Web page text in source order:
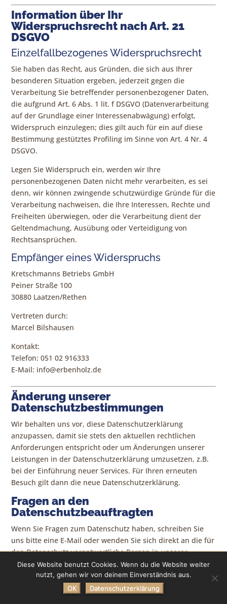
Information über Ihr
Widerspruchsrecht nach Art. 21
DSGVO
Einzelfallbezogenes Widerspruchsrecht
Sie haben das Recht, aus Gründen, die sich aus Ihrer
besonderen Situation ergeben, jederzeit gegen die
Verarbeitung Sie betreffender personenbezogener Daten,
die aufgrund Art. 6 Abs. 1 lit. f DSGVO (Datenverarbeitung
auf der Grundlage einer Interessenabwägung) erfolgt,
Widerspruch einzulegen; dies gilt auch für ein auf diese
Bestimmung gestütztes Profiling im Sinne von Art. 4 Nr. 4
DSGVO.
Legen Sie Widerspruch ein, werden wir Ihre
personenbezogenen Daten nicht mehr verarbeiten, es sei
denn, wir können zwingende schutzwürdige Gründe für die
Verarbeitung nachweisen, die Ihre Interessen, Rechte und
Freiheiten überwiegen, oder die Verarbeitung dient der
Geltendmachung, Ausübung oder Verteidigung von
Rechtsansprüchen.
Empfänger eines Widerspruchs
Kretschmanns Betriebs GmbH
Peiner Straße 100
30880 Laatzen/Rethen
Vertreten durch:
Marcel Bilshausen
Kontakt:
Telefon: 051 02 916333
E-Mail: info@erbenholz.de
Änderung unserer
Datenschutzbestimmungen
Wir behalten uns vor, diese Datenschutzerklärung
anzupassen, damit sie stets den aktuellen rechtlichen
Anforderungen entspricht oder um Änderungen unserer
Leistungen in der Datenschutzerklärung umzusetzen, z.B.
bei der Einführung neuer Services. Für Ihren erneuten
Besuch gilt dann die neue Datenschutzerklärung.
Fragen an den
Datenschutzbeauftragten
Wenn Sie Fragen zum Datenschutz haben, schreiben Sie
uns bitte eine E-Mail oder wenden Sie sich direkt an die für
den Datenschutz verantwortliche Person in unserer
Organisation:
Diese Website benutzt Cookies. Wenn du die Website weiter
nutzt, gehen wir von deinem Einverständnis aus.
OK
Datenschutzerklärung